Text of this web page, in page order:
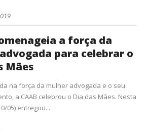
a força da
para celebrar o
Mães
na força da mulher advogada e o seu
a CAAB celebrou o Dia das Mães. Nesta
05) entregou...